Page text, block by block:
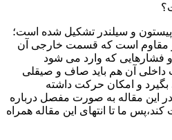
و سیلندر تشکیل شده است؛
مقاوم است که قسمت خارجی آن
و فشارهایی که وارد می شود
آن هم باید صاف و صیقلی
و امکان حرکت داشته
در این مقاله به صورت مفصل درباره
ما تا انتهای این مقاله همراه